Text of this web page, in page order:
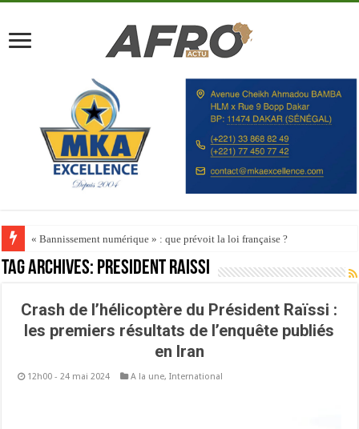
« Bannissement numérique » : que prévoit la loi française ?
Tag Archives: President Raissi
Crash de l’hélicoptère du Président Raïssi :
les premiers résultats de l’enquête publiés
en Iran
12h00 - 24 mai 2024 A la une,International